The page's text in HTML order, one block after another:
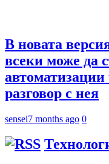
В новата
всеки може да
автоматизации
разговор с нея
sensei7 months ago 0